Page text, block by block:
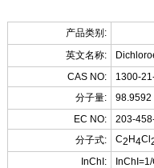
产品类别:
英文名称:
CAS NO:
1300-
分子量:
98.9592
EC NO:
203-
分子式:
C2 H4Cl
InChI: